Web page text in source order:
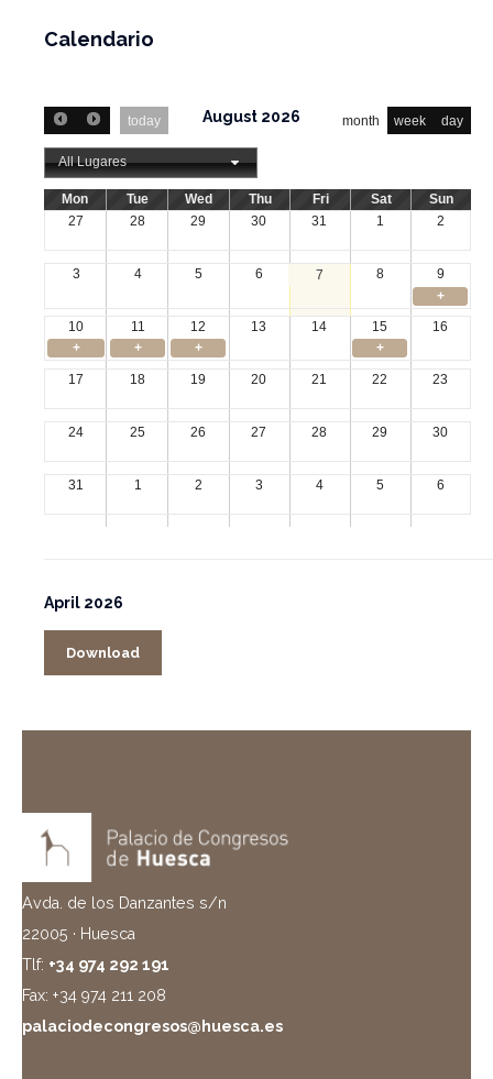
Calendario
today month week day
August 2026
All Lugares
Mon Tue Wed Thu Fri Sat
Sun
27
28 29 30 31 1 2
3 4 5 6 7 8
9
+
10
11 12 13 14 15
16
+
+ + +
17 18 19 20 21 22 23
24 25 26 27 28 29 30
31 1 2 3 4 5 6
April 2026
Download
Avda. de los Danzantes s/n
22005 · Huesca
Tlf: +34 974 292 191
Fax: +34 974 211 208
palaciodecongresos@huesca.es